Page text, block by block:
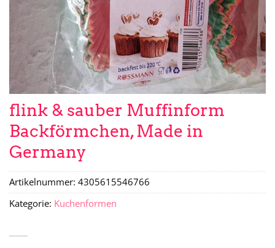
flink & sauber Muffinform
Backförmchen, Made in
Germany
Artikelnummer: 4305615546766
Kategorie: Kuchenformen